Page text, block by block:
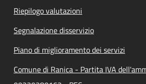
Riepilogo valutazioni
Segnalazione disservizio
Piano di miglioramento dei servizi
Comune di Ranica - Partita IVA